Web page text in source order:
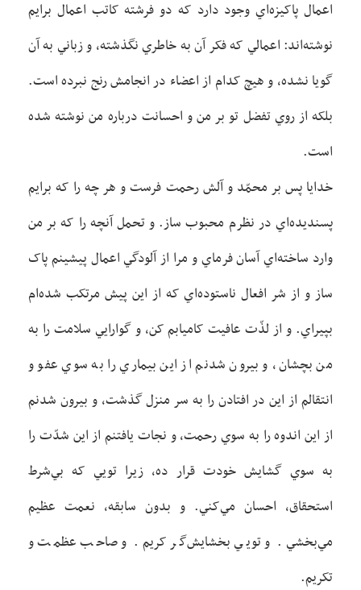
اعمال پاکيزه‌اي وجود دارد که دو فرشته کاتب اعمال برايم
نوشته‌اند: اعمالي که فکر آن به خاطري نگذشته، و زباني به آن
گويا نشده، و هيچ کدام از اعضاء در انجامش رنج نبرده است.
بلکه از روي تفضل تو بر من و احسانت درباره من نوشته شده
است.
خدايا پس بر محمّد و آلش رحمت فرست و هر چه را که برايم
پسنديده‌اي در نظرم محبوب ساز. و تحمل آنچه را که بر من
وارد ساخته‌اي آسان فرماي و مرا از آلودگي اعمال پيشينم پاک
ساز و از شر افعال ناستوده‌اي که از اين پيش مرتکب شده‌ام
بپيراي. و از لذّت عافيت کاميابم کن، و گوارايي سلامت را به
من بچشان، و بيرون شدنم از اين بيماري را به سوي عفو و
انتقالم از اين در افتادن را به سر منزل گذشت، و بيرون شدنم
از اين اندوه را به سوي رحمت، و نجات يافتنم از اين شدّت را
به سوي گشايش خودت قرار ده، زيرا تويي که بي‌شرط
استحقاق، احسان مي‌کني. و بدون سابقه، نعمت عظيم
مي‌بخشي. و تويي بخشايش‌گر کريم. و صاحب عظمت و
تکريم.